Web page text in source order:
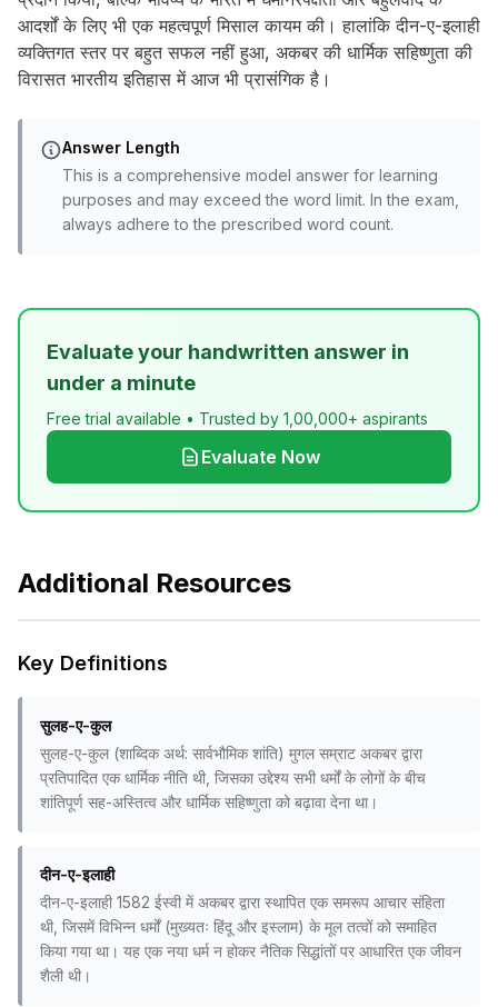
आदर्शों के लिए भी एक महत्वपूर्ण मिसाल कायम की। हालांकि दीन-ए-इलाही
व्यक्तिगत स्तर पर बहुत सफल नहीं हुआ, अकबर की धार्मिक सहिष्णुता की
विरासत भारतीय इतिहास में आज भी प्रासंगिक है।
Answer Length
This is a comprehensive model answer for learning
purposes and may exceed the word limit. In the exam,
always adhere to the prescribed word count.
Evaluate your handwritten answer in
under a minute
Free trial available • Trusted by 1,00,000+ aspirants
Evaluate Now
Additional Resources
Key Definitions
सुलह-ए-कुल
सुलह-ए-कुल (शाब्दिक अर्थ: सार्वभौमिक शांति) मुगल सम्राट अकबर द्वारा
प्रतिपादित एक धार्मिक नीति थी, जिसका उद्देश्य सभी धर्मों के लोगों के बीच
शांतिपूर्ण सह-अस्तित्व और धार्मिक सहिष्णुता को बढ़ावा देना था।
दीन-ए-इलाही
दीन-ए-इलाही 1582 ईस्वी में अकबर द्वारा स्थापित एक समरूप आचार संहिता
थी, जिसमें विभिन्न धर्मों (मुख्यतः हिंदू और इस्लाम) के मूल तत्वों को समाहित
किया गया था। यह एक नया धर्म न होकर नैतिक सिद्धांतों पर आधारित एक जीवन
शैली थी।